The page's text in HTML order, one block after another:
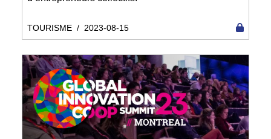
TOURISME / 2023-08-15